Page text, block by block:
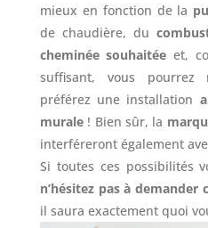
mieux en fonction de la
de chaudière, du
cheminée souhaitée et,
suffisant, vous
préférez une installation
murale! Bien sûr, la
interféreront également
Si toutes ces possibilités
n’hésitez pas à demander
il saura exactement quoi